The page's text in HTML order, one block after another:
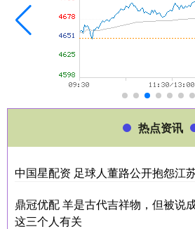
热点资讯
中国星配资 足球人董路公开抱怨江
鼎冠优配 羊是古代吉祥物，但被说
这三个人有关